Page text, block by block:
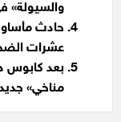
والسيولة»
حادث
عشرات
بعد كابوس
مناخي»